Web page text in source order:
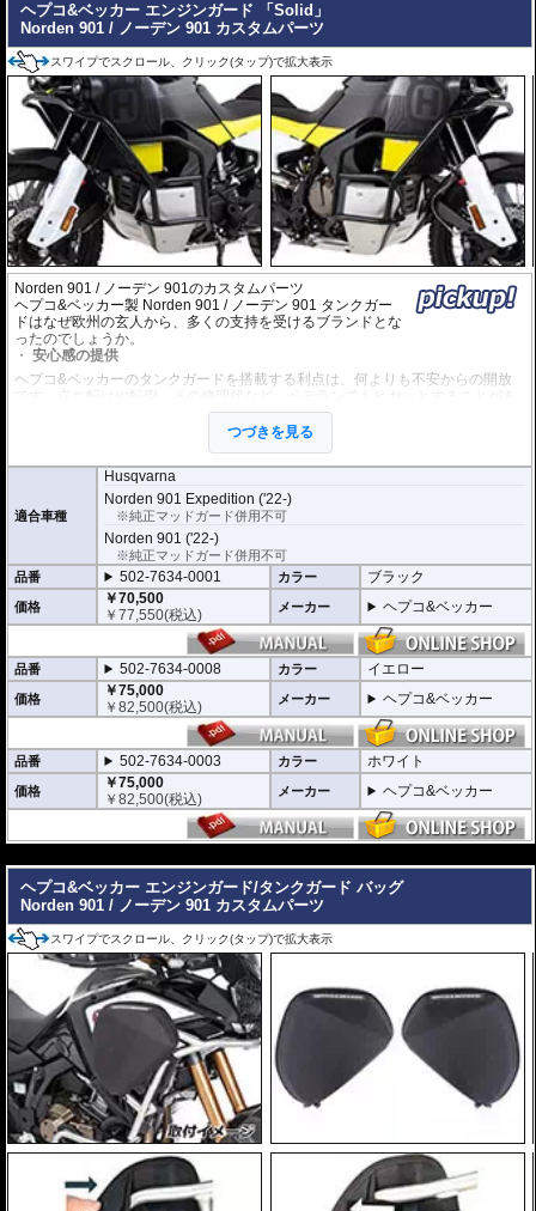
ヘプコ&ベッカー エンジンガード 「Solid」
Norden 901 / ノーデン 901 カスタムパーツ
スワイプでスクロール、クリック(タップ)で拡大表示
Norden 901 / ノーデン 901のカスタムパーツ
ヘプコ&ベッカー製 Norden 901 / ノーデン 901 タンクガー
ドはなぜ欧州の玄人から、多くの支持を受けるブランドとな
ったのでしょうか。
安心感の提供
ヘプコ&ベッカーのタンクガードを搭載する利点は、何よりも不安からの開放
ヘプコ&ベッカーではツーリングを心から楽しむことを目指し、製品を開発、
万が一の有事から車体を守ります。直接のダメージを防ぐだけでなく、衝撃を
多点に分散し、全体的にダメージを少なくする効果が期待できます。
地面と車体の間への足の挟み込みなども防ぐことも大事な機能です。
品質の差別化
ヘプコ&ベッカーのタンクガードにはパイプ内部に性質の異なる特殊強化パイ
プをさらに1本追加させた2重構造を採用。
肉厚スチールの加工が施されている車両接合ポイントはトライ&エラーより導
きだされた耐衝撃性に優れた構造です。
また多点支持や、パイプのつなぎ方も差し込みタイプとすることで、充分な強
度を確保。
これらのこだわりを元に、各所にツーリングライフの向上に貢献できるよう工
夫が施されています。
※オプションにエンジンガード/タンクガード バッグがあります。
つづきを見る
適合車種
Husqvarna
Norden 901 Expedition ('22-)
※純正マッドガード併用不可
Norden 901 ('22-)
※純正マッドガード併用不可
品番
502-7634-0001 カラー ブラック
価格
￥70,500
￥77,550(税込) メーカー ヘプコ&ベッカー
品番 502-7634-0008 カラー イエロー
価格
￥75,000
￥82,500(税込) メーカー ヘプコ&ベッカー
品番 502-7634-0003 カラー ホワイト
価格
￥75,000
￥82,500(税込) メーカー ヘプコ&ベッカー
ヘプコ&ベッカー エンジンガード/タンクガード バッグ
Norden 901 / ノーデン 901 カスタムパーツ
スワイプでスクロール、クリック(タップ)で拡大表示